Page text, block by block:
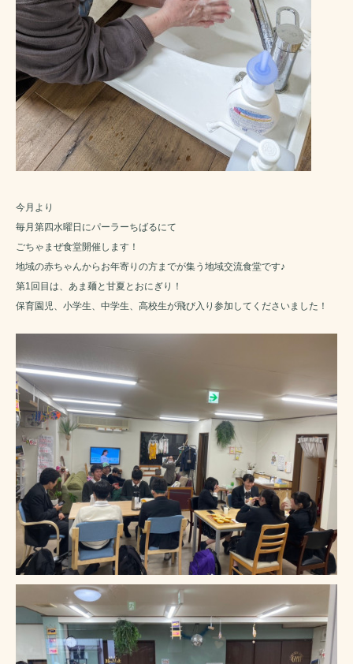
今月より
毎月第四水曜日にパーラーちばるにて
ごちゃまぜ食堂開催します！
地域の赤ちゃんからお年寄りの方までが集う地域交流食堂です♪
第1回目は、あま麺と甘夏とおにぎり！
保育園児、小学生、中学生、高校生が飛び入り参加してくださいました！